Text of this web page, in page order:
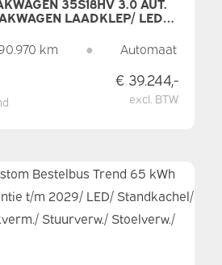
LAADKLEP/ LED/
440X210X230
km ● Automaat
€ 39.244,-
excl. BTW